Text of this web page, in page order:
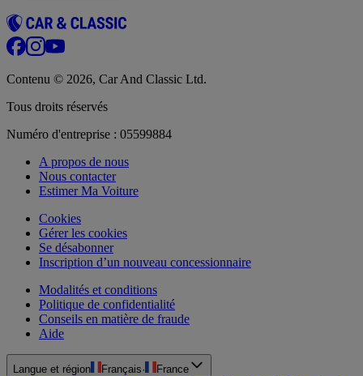
Contenu © 2026, Car And Classic Ltd.
Tous droits réservés
Numéro d'entreprise : 05599884
A propos de nous
Nous contacter
Estimer Ma Voiture
Cookies
Gérer les cookies
Se désabonner
Inscription d’un nouveau concessionnaire
Modalités et conditions
Politique de confidentialité
Conseils en matière de fraude
Aide
Langue et région Français· France